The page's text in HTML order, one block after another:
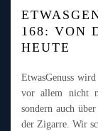
168: VON
HEUTE
EtwasGenuss
vor allem nicht
sondern auch
der Zigarre. Wir